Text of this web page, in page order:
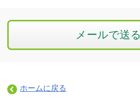
メールで送る
ホームに戻る